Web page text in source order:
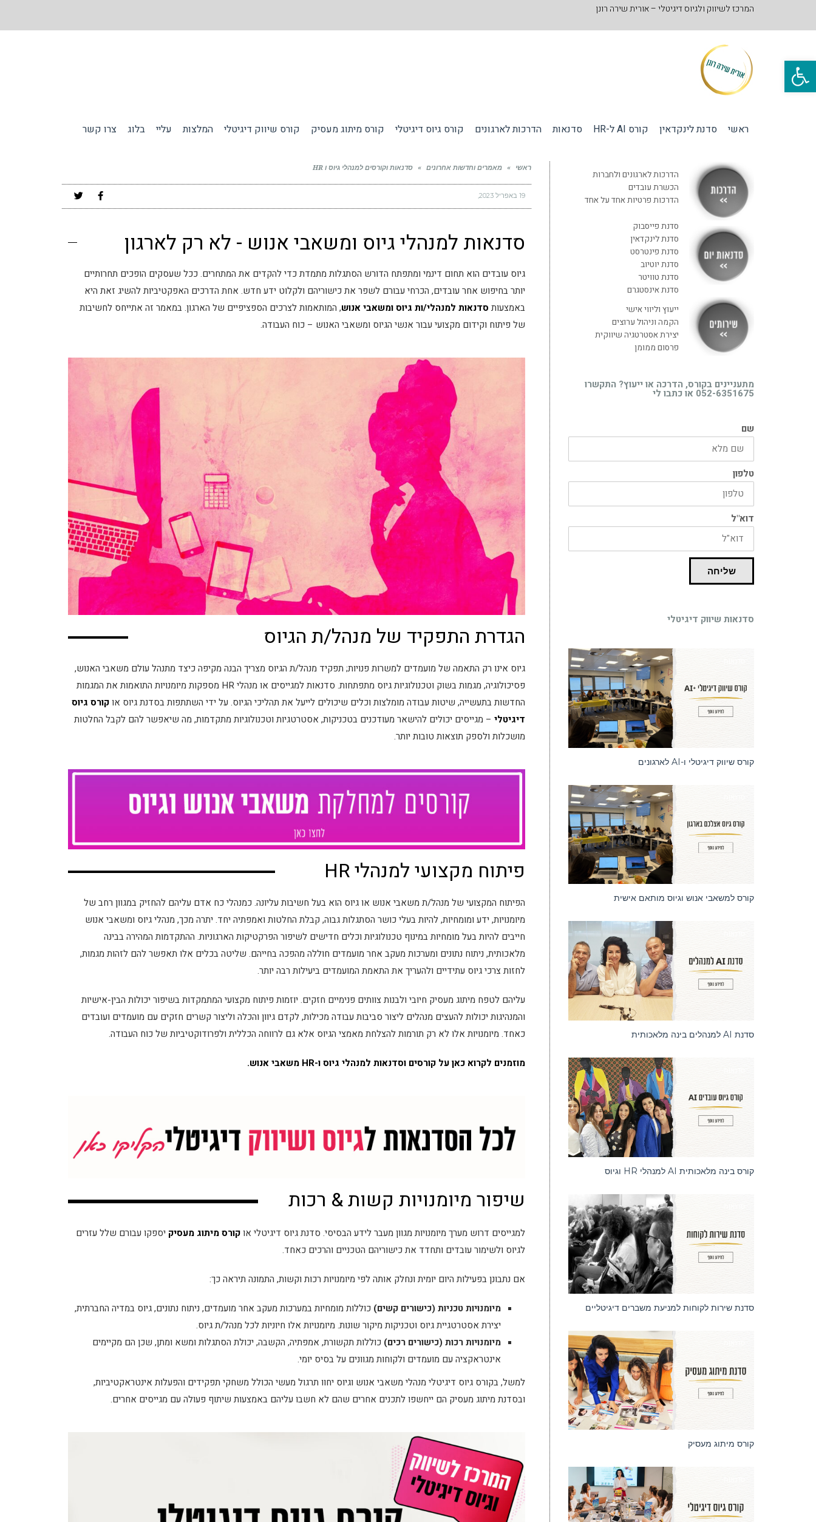
פתח סרגל נגישות
המרכז לשיווק ולגיוס דיגיטלי – אורית שירה רונן
ראשי סדנת לינקדאין קורס AI ל-HR סדנאות הדרכות לארגונים קורס גיוס דיגיטלי קורס מיתוג מעסיק קורס שיווק דיגיטלי המלצות עליי בלוג צרו קשר
ראשי » מאמרים וחדשות אחרונים » סדנאות וקורסים למנהלי גיוס ו HR
19 באפריל 2023
סדנאות למנהלי גיוס ומשאבי אנוש - לא רק לארגון
גיוס עובדים הוא תחום דינמי ומתפתח הדורש הסתגלות מתמדת כדי להקדים את המתחרים. ככל שעסקים הופכים תחרותיים
יותר בחיפוש אחר עובדים, הכרחי עבורם לשפר את כישוריהם ולקלוט ידע חדש. אחת הדרכים האפקטיביות להשיג זאת היא
באמצעות סדנאות למנהלי/ות גיוס ומשאבי אנוש, המותאמות לצרכים הספציפיים של הארגון. במאמר זה אתייחס לחשיבות
של פיתוח וקידום מקצועי עבור אנשי הגיוס ומשאבי האנוש – כוח העבודה.
הגדרת התפקיד של מנהל/ת הגיוס
גיוס אינו רק התאמה של מועמדים למשרות פנויות; תפקיד מנהל/ת הגיוס מצריך הבנה מקיפה כיצד מתנהל עולם משאבי האנוש,
פסיכולוגיה, מגמות בשוק וטכנולוגיות גיוס מתפתחות. סדנאות למגייסים או מנהלי HR מספקות מיומנויות התואמות את המגמות
החדשות בתעשייה, שיטות עבודה מומלצות וכלים שיכולים לייעל את תהליכי הגיוס. על ידי השתתפות בסדנת גיוס אוקורס גיוס
דיגיטלי – מגייסים יכולים להישאר מעודכנים בטכניקות, אסטרטגיות וטכנולוגיות מתקדמות, מה שיאפשר להם לקבל החלטות
מושכלות ולספק תוצאות טובות יותר.
פיתוח מקצועי למנהלי HR
הפיתוח המקצועי של מנהל/ת משאבי אנוש או גיוס הוא בעל חשיבות עליונה. כמנהלי כח אדם עליהם להחזיק במגוון רחב של
מיומנויות, ידע ומומחיות, להיות בעלי כושר הסתגלות גבוה, קבלת החלטות ואמפתיה יחד. יתרה מכך, מנהלי גיוס ומשאבי אנוש
חייבים להיות בעל מומחיות במינוף טכנולוגיות וכלים חדישים לשיפור הפרקטיקות הארגוניות. ההתקדמות המהירה בבינה
מלאכותית, ניתוח נתונים ומערכות מעקב אחר מועמדים חוללה מהפכה בחייהם. שליטה בכלים אלו תאפשר להם לזהות מגמות,
לחזות צרכי גיוס עתידיים ולהעריך את התאמת המועמדים ביעילות רבה יותר.
עליהם לטפח מיתוג מעסיק חיובי ולבנות צוותים פנימיים חזקים. יוזמות פיתוח מקצועי המתמקדות בשיפור יכולות הבין-אישיות
והמנהיגות יכולות להעצים מנהלים ליצור סביבות עבודה מכילות, לקדם גיוון והכלה וליצור קשרים חזקים עם מועמדים ועובדים
כאחד. מיומנויות אלו לא רק תורמות להצלחת מאמצי הגיוס אלא גם לרווחה הכללית ולפרודוקטיביות של כוח העבודה.
מוזמנים לקרוא כאן על קורסים וסדנאות למנהלי גיוס ו-HR משאבי אנוש.
שיפור מיומנויות קשות & רכות
למגייסים דרוש מערך מיומנויות מגוון מעבר לידע הבסיסי. סדנת גיוס דיגיטלי אוקורס מיתוג מעסיק יספקו עבורם שלל עזרים
לגיוס ולשימור עובדים ותחדד את כישוריהם הטכניים והרכים כאחד.
אם נתבונן בפעילות היום יומית ונחלק אותה לפי מיומנויות רכות וקשות, התמונה תיראה כך:
מיומנויות טכניות (כישורים קשים) כוללות מומחיות במערכות מעקב אחר מועמדים, ניתוח נתונים, גיוס במדיה החברתית,
יצירת אסטרטגיית גיוס וטכניקות מיקור שונות. מיומנויות אלו חיוניות לכל מנהל/ת גיוס.
מיומנויות רכות (כישורים רכים) כוללות תקשורת, אמפתיה, הקשבה, יכולת הסתגלות ומשא ומתן, שכן הם מקיימים
אינטראקציה עם מועמדים ולקוחות מגוונים על בסיס יומי.
למשל, בקורס גיוס דיגיטלי מנהלי משאבי אנוש וגיוס יחוו תרגול מעשי הכולל משחקי תפקידים והפעלות אינטראקטיביות,
ובסדנת מיתוג מעסיק הם ייחשפו לתכנים אחרים שהם לא חשבו עליהם באמצעות שיתוף פעולה עם מגייסים אחרים.
הדרכות לארגונים ולחברות
הכשרת עובדים
הדרכות פרטיות אחד על אחד
סדנת פייסבוק
סדנת לינקדאין
סדנת פינטרסט
סדנת יוטיוב
סדנת טוויטר
סדנת אינסטגרם
ייעוץ וליווי אישי
הקמה וניהול ערוצים
יצירת אסטרטגיה שיווקית
פרסום ממומן
מתעניינים בקורס, הדרכה או ייעוץ? התקשרו
052-6351675 או כתבו לי
שם
טלפון
דוא"ל
שליחה
סדנאות שיווק דיגיטלי
קורס שיווק דיגיטלי ו-AI לארגונים
קורס למשאבי אנוש וגיוס מותאם אישית
סדנת AI למנהלים בינה מלאכותית
קורס בינה מלאכותית AI למנהלי HR וגיוס
סדנת שירות לקוחות למניעת משברים דיגיטליים
קורס מיתוג מעסיק